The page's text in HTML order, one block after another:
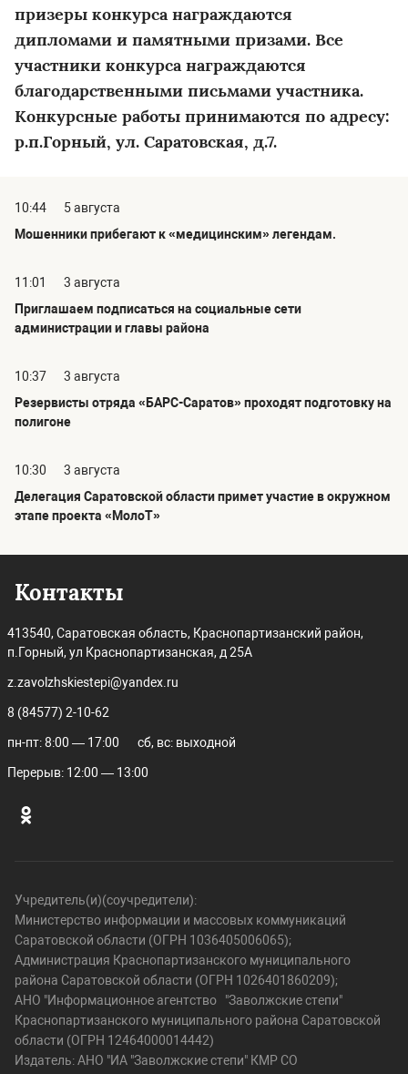
призеры конкурса награждаются
дипломами и памятными призами. Все
участники конкурса награждаются
благодарственными письмами участника.
Конкурсные работы принимаются по адресу:
р.п.Горный, ул. Саратовская, д.7.
10:44
5 августа
Мошенники прибегают к «медицинским» легендам.
11:01
3 августа
Приглашаем подписаться на социальные сети
администрации и главы района
10:37
3 августа
Резервисты отряда «БАРС-Саратов» проходят подготовку на
полигоне
10:30
3 августа
Делегация Саратовской области примет участие в окружном
этапе проекта «МолоТ»
Контакты
413540, Саратовская область, Краснопартизанский район,
п.Горный, ул Краснопартизанская, д 25А
z.zavolzhskiestepi@yandex.ru
8 (84577) 2-10-62
пн-пт: 8:00 — 17:00 сб, вс: выходной
Перерыв: 12:00 — 13:00
Учредитель(и)(соучредители):
Министерство информации и массовых коммуникаций
Саратовской области (ОГРН 1036405006065);
Администрация Краснопартизанского муниципального
района Саратовской области (ОГРН 1026401860209);
АНО "Информационное агентство "Заволжские степи"
Краснопартизанского муниципального района Саратовской
области (ОГРН 12464000014442)
Издатель: АНО "ИА "Заволжские степи" КМР СО